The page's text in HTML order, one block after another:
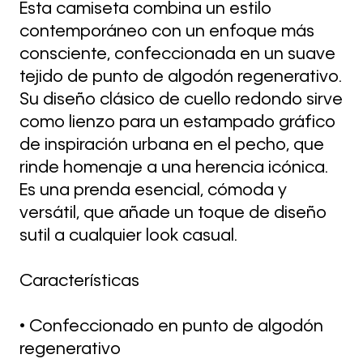
Esta camiseta combina un estilo
contemporáneo con un enfoque más
consciente, confeccionada en un suave
tejido de punto de algodón regenerativo.
Su diseño clásico de cuello redondo sirve
como lienzo para un estampado gráfico
de inspiración urbana en el pecho, que
rinde homenaje a una herencia icónica.
Es una prenda esencial, cómoda y
versátil, que añade un toque de diseño
sutil a cualquier look casual.
Características
• Confeccionado en punto de algodón
regenerativo